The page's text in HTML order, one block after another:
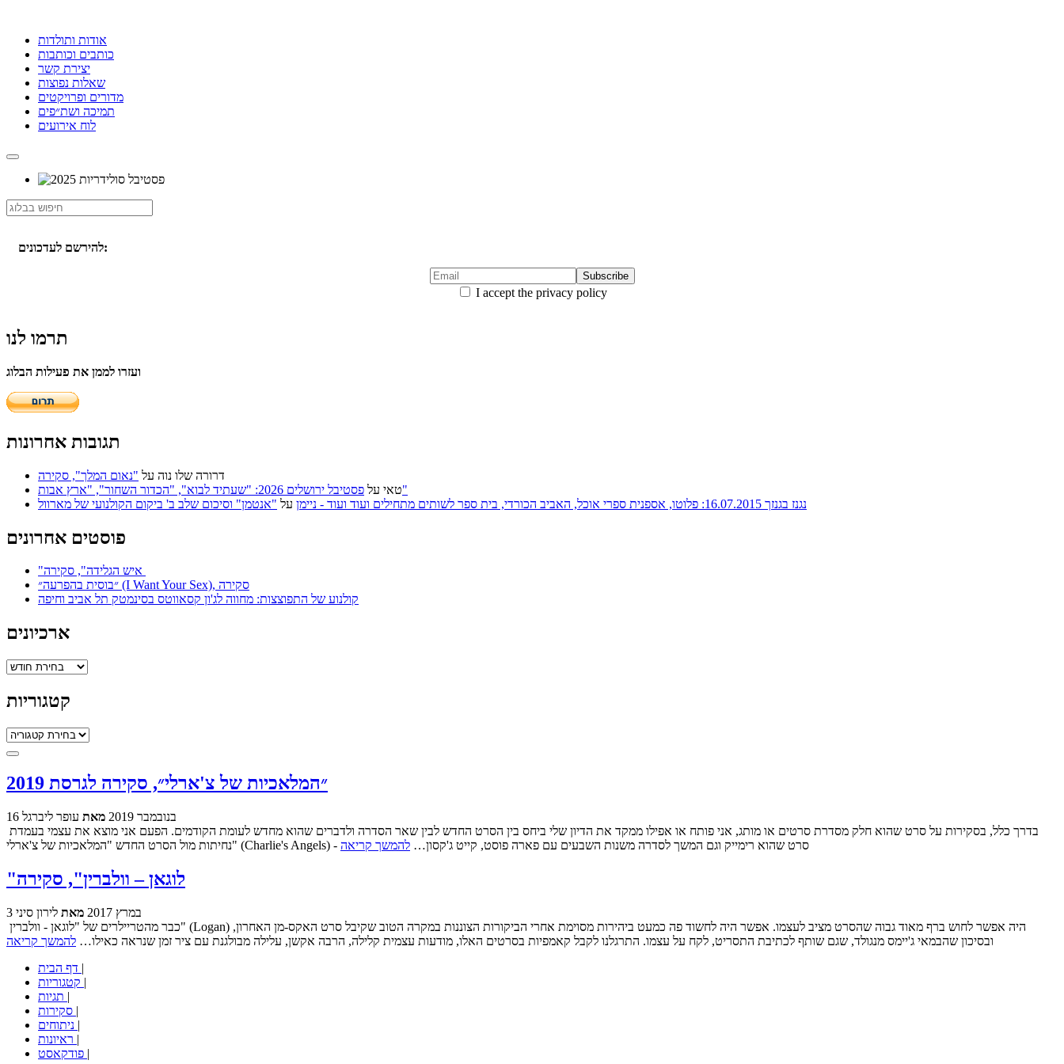
אודות ותולדות
כותבים וכותבות
יצירת קשר
שאלות נפוצות
מדורים ופרויקטים
תמיכה ושת״פים
לוח אירועים
להירשם לעדכונים:
I accept the privacy policy
תרמו לנו
ועזרו לממן את פעילות הבלוג
תגובות אחרונות
דרורה שלו נוה על "נאום המלך", סקירה
טאי על
פסטיבל ירושלים 2026: "שעתיד לבוא", "הכדור השחור", "ארץ אבות"
נגנז בגנזך 16.07.2015: פלוטו, אספנית ספרי אוכל, האביב הכורדי, בית ספר לשותים מתחילים ועוד ועוד - ניימן
על "אנטמן" וסיכום שלב ב' ביקום הקולנועי של מארוול
פוסטים אחרונים
״בוסית בהפרעה״ (I Want Your Sex), סקירה
קולנוע של התפוצצות: מחווה לג'ון קסאווטס בסינמטק תל אביב וחיפה
ארכיונים
ארכיונים
קטגוריות
קטגוריות
״המלאכיות של צ'ארלי״, סקירה לגרסת 2019
16 בנובמבר 2019 מאת עופר ליברגל
נחיתות מול הסרט החדש "המלאכיות של צ'ארלי" (Charlie's Angels) - סרט שהוא רימייק וגם המשך לסדרה משנות השבעים עם פארה פוסט, קייט ג'קסון… להמשך קריאה
"לוגאן – וולברין", סקירה
3 במרץ 2017 מאת לירון סיני
ובסיכון שהבמאי ג'יימס מנגולד, שגם שותף לכתיבת התסריט, לקח על עצמו. התרגלנו לקבל קאמפיות בסרטים האלו, מודעות עצמית קלילה, הרבה אקשן, עלילה מבולגנת עם ציר זמן שנראה כאילו… להמשך קריאה
|
|
|
|
|
|
|